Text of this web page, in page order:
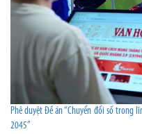
Phê duyệt Đề án “Chuyển đổi số trong
2045”